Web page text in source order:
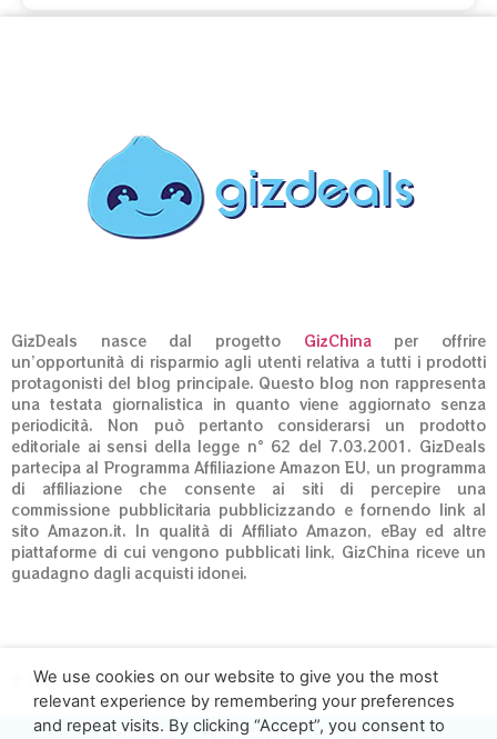
GizDeals nasce dal progetto GizChinaper offrire
un’opportunità di risparmio agli utenti relativa a tutti i prodotti
protagonisti del blog principale. Questo blog non rappresenta
una testata giornalistica in quanto viene aggiornato senza
periodicità. Non può pertanto considerarsi un prodotto
editoriale ai sensi della legge n° 62 del 7.03.2001. GizDeals
partecipa al Programma Affiliazione Amazon EU, un programma
di affiliazione che consente ai siti di percepire una
commissione pubblicitaria pubblicizzando e fornendo link al
sito Amazon.it. In qualità di Affiliato Amazon, eBay ed altre
piattaforme di cui vengono pubblicati link, GizChina riceve un
guadagno dagli acquisti idonei.
© GizDeals.it – Giz S.r.l. 01973020660
We use cookies on our website to give you the most
relevant experience by remembering your preferences
and repeat visits. By clicking “Accept”, you consent to